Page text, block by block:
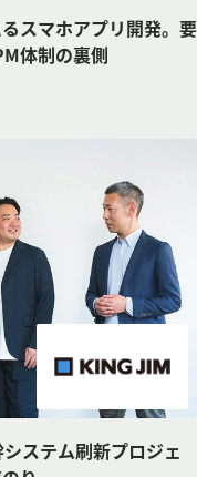
スマホアプリ開発。要
体制の裏側
ステム刷新プロジェ